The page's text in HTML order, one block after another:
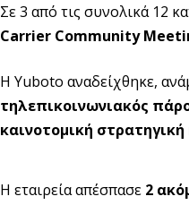
Σε 3 από τις συνολικά 12
Carrier Community
Η Yuboto αναδείχθηκε,
τηλεπικοινωνιακός
καινοτομική στρατηγική
Η εταιρεία απέσπασε 2